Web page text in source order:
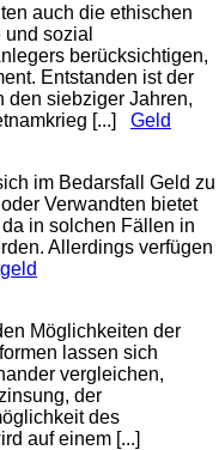
auch die ethischen
sozial
berücksichtigen,
Entstanden ist der
den siebziger Jahren,
[...] Geld
im Bedarsfall Geld zu
Verwandten bietet
in solchen Fällen in
Allerdings verfügen
Möglichkeiten der
lassen sich
vergleichen,
der
des
auf einem [...]